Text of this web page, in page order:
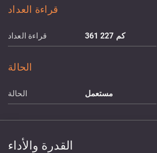
قراءة العداد
قراءة العداد 361 227 كم
الحالة
الحالة مستعمل
القدرة والأداء